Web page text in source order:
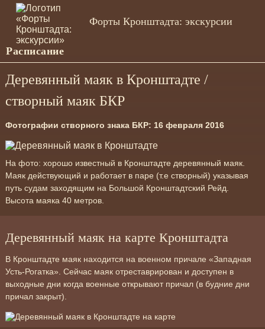
Форты Кронштадта: экскурсии
Расписание
Деревянный маяк в Кронштадте /
створный маяк БКР
Фотографии створного знака БКР: 16 февраля 2016
На фото: хорошо известный в Кронштадте деревянный маяк.
Маяк действующий и работает в паре (т.е створный) указывая
путь судам заходящим на Большой Кронштадтский Рейд.
Высота маяка 40 метров.
Деревянный маяк на карте Кронштадта
В Кронштадте маяк находится на военном причале «Западная
Усть-Рогатка». Сейчас маяк отреставрирован и доступен в
выходные дни когда военные открывают причал (в будние дни
причал закрыт).